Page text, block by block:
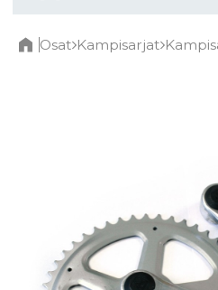
Osat Kampisarjat